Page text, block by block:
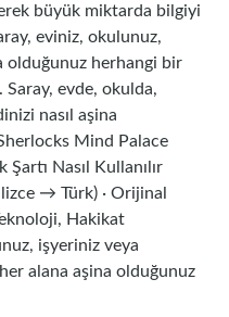
büyük miktarda bilgiyi
eviniz, okulunuz,
olduğunuz herhangi bir
Saray, evde, okulda,
nasıl aşina
Mind Palace
Nasıl Kullanılır
→ Türk) · Orijinal
Hakikat
işyeriniz veya
alana aşina olduğunuz